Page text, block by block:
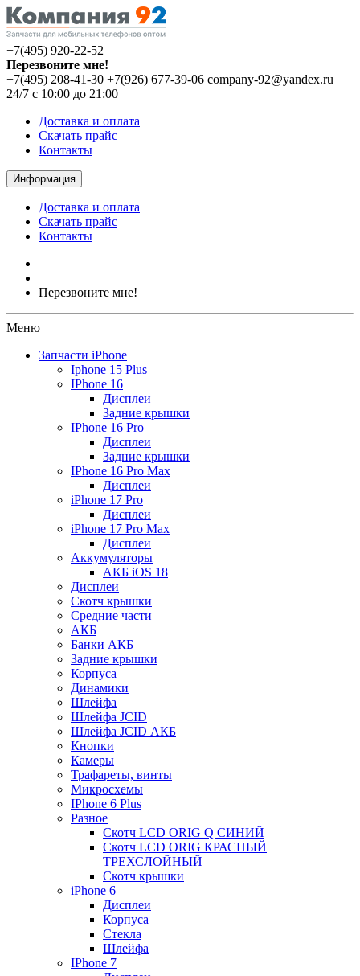
+7(495) 920-22-52
Перезвоните мне!
+7(495) 208-41-30 +7(926) 677-39-06 company-92@yandex.ru
24/7 с 10:00 до 21:00
Доставка и оплата
Скачать прайс
Контакты
Информация
Доставка и оплата
Скачать прайс
Контакты
Перезвоните мне!
Меню
Запчасти iPhone
Iphone 15 Plus
IPhone 16
Дисплеи
Задние крышки
IPhone 16 Pro
Дисплеи
Задние крышки
IPhone 16 Pro Max
Дисплеи
iPhone 17 Pro
Дисплеи
iPhone 17 Pro Max
Дисплеи
Аккумуляторы
АКБ iOS 18
Дисплеи
Скотч крышки
Средние части
АКБ
Банки АКБ
Задние крышки
Корпуса
Динамики
Шлейфа
Шлейфа JCID
Шлейфа JCID АКБ
Кнопки
Камеры
Трафареты, винты
Микросхемы
IPhone 6 Plus
Разное
Скотч LCD ORIG Q СИНИЙ
Скотч LCD ORIG КРАСНЫЙ
ТРЕХСЛОЙНЫЙ
Скотч крышки
iPhone 6
Дисплеи
Корпуса
Стекла
Шлейфа
IPhone 7